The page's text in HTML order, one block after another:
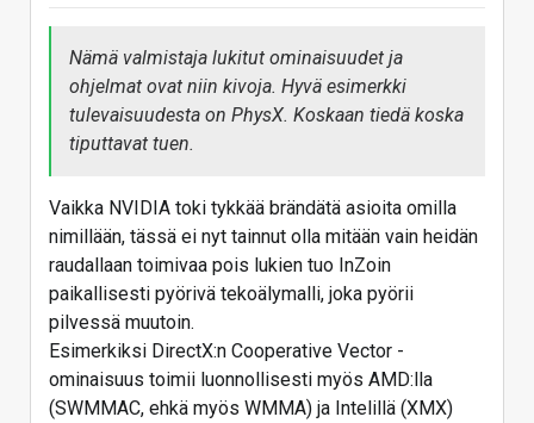
Nämä valmistaja lukitut ominaisuudet ja
ohjelmat ovat niin kivoja. Hyvä esimerkki
tulevaisuudesta on PhysX. Koskaan tiedä koska
tiputtavat tuen.
Vaikka NVIDIA toki tykkää brändätä asioita omilla
nimillään, tässä ei nyt tainnut olla mitään vain heidän
raudallaan toimivaa pois lukien tuo InZoin
paikallisesti pyörivä tekoälymalli, joka pyörii
pilvessä muutoin.
Esimerkiksi DirectX:n Cooperative Vector -
ominaisuus toimii luonnollisesti myös AMD:lla
(SWMMAC, ehkä myös WMMA) ja Intelillä (XMX)